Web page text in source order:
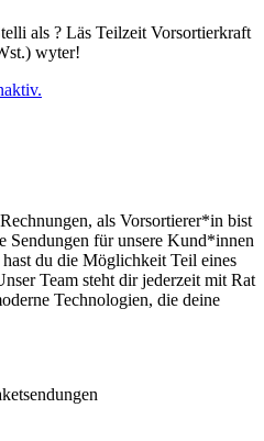
als ? Läs Teilzeit Vorsortierkraft
wyter!
als Vorsortierer*in bist
Sendungen für unsere Kund*innen
du die Möglichkeit Teil eines
Team steht dir jederzeit mit Rat
Technologien, die deine